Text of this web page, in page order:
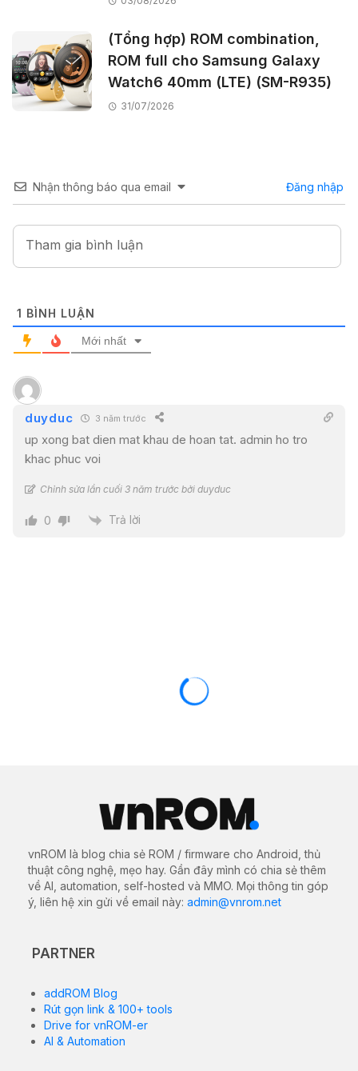
(Tổng hợp) ROM combination,
ROM full cho Samsung Galaxy
Watch6 40mm (LTE) (SM-R935)
31/07/2026
Nhận thông báo qua email Đăng nhập
1 BÌNH LUẬN
Mới nhất
duyduc 3 năm trước
up xong bat dien mat khau de hoan tat. admin ho tro
khac phuc voi
Chỉnh sửa lần cuối 3 năm trước bởi duyduc
0 Trả lời
APPLE THỦ THUẬT HAY
Cách giảm điểm trắng trên iPhone để
22/08/2022
Thông thường khi sử dụng
thường giảm độ sáng màn hình để màn hình không
quá chói và làm hại cho mắt. Nhưng mình vẫn có một